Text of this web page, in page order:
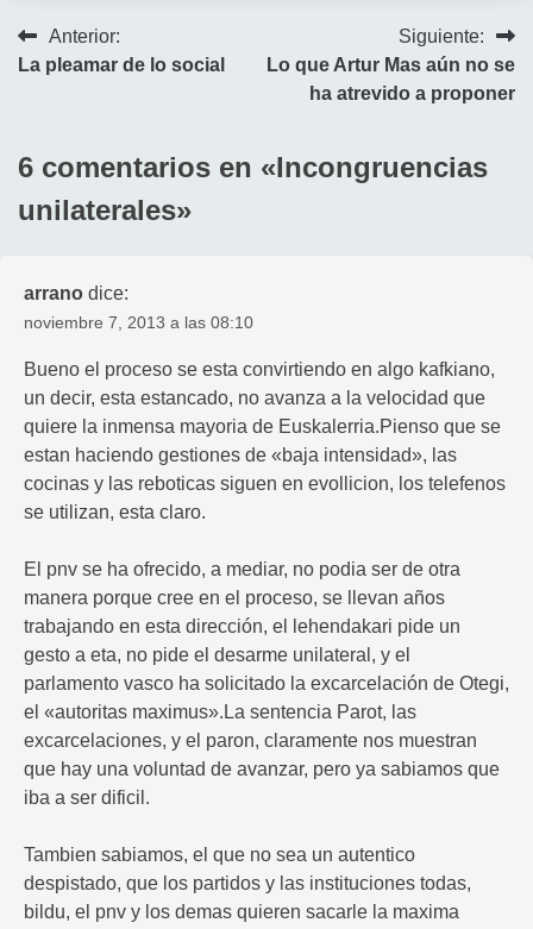
Navegación
de
Anterior:
La pleamar de lo social
Siguiente:
Lo que Artur Mas aún no se
ha atrevido a proponer
6 comentarios en «Incongruencias
unilaterales»
arrano dice:
noviembre 7, 2013 a las 08:10
Bueno el proceso se esta convirtiendo en algo kafkiano,
un decir, esta estancado, no avanza a la velocidad que
quiere la inmensa mayoria de Euskalerria.Pienso que se
estan haciendo gestiones de «baja intensidad», las
cocinas y las reboticas siguen en evollicion, los telefenos
se utilizan, esta claro.
El pnv se ha ofrecido, a mediar, no podia ser de otra
manera porque cree en el proceso, se llevan años
trabajando en esta dirección, el lehendakari pide un
gesto a eta, no pide el desarme unilateral, y el
parlamento vasco ha solicitado la excarcelación de Otegi,
el «autoritas maximus».La sentencia Parot, las
excarcelaciones, y el paron, claramente nos muestran
que hay una voluntad de avanzar, pero ya sabiamos que
iba a ser dificil.
Tambien sabiamos, el que no sea un autentico
despistado, que los partidos y las instituciones todas,
bildu, el pnv y los demas quieren sacarle la maxima